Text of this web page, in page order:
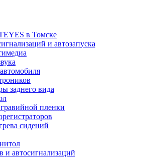
в Томске
и автозапуска
заднего вида
пленки
сидений
и автосигнализаций